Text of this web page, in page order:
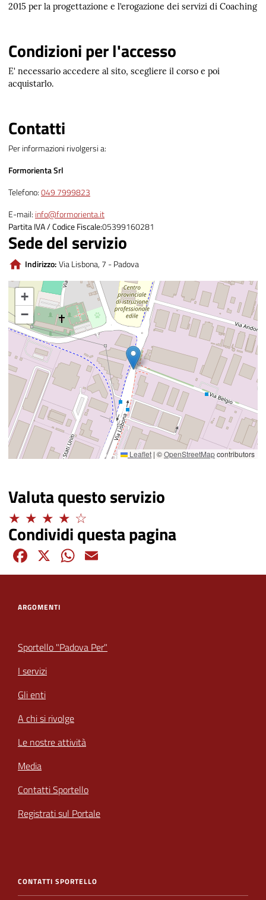
2015 per la progettazione e l’erogazione dei servizi di Coaching
Condizioni per l'accesso
E' necessario accedere al sito, scegliere il corso e poi
acquistarlo.
Contatti
Per informazioni rivolgersi a:
Formorienta Srl
Telefono:049 7999823
E-mail: info@formorienta.it
Partita IVA / Codice Fiscale05399160281
Sede del servizio
Indirizzo:Via Lisbona, 7 - Padova
+
−
Leaflet | ©OpenStreetMapcontributors
Valuta questo servizio
Distinto
Condividi questa pagina
Facebook
X WhatsApp
Email
ARGOMENTI
Sportello "Padova Per"
I servizi
Gli enti
A chi si rivolge
Le nostre attività
Media
Contatti Sportello
Registrati sul Portale
CONTATTI SPORTELLO